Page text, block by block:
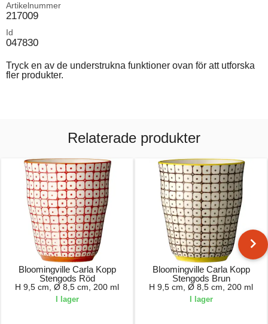
Artikelnummer
217009
Id
047830
Tryck en av de understrukna funktioner ovan för att utforska
fler produkter.
Relaterade produkter
Bloomingville Carla Kopp
Stengods Röd
H 9,5 cm, Ø 8,5 cm, 200 ml
I lager
Bloomingville Carla Kopp
Stengods Brun
H 9,5 cm, Ø 8,5 cm, 200 ml
I lager